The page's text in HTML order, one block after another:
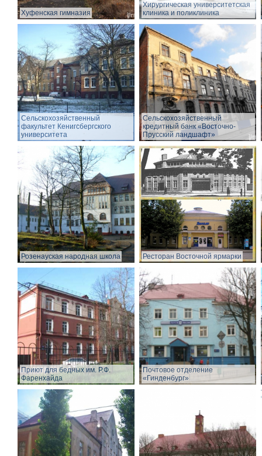
Хуфенская гимназия
Хирургическая университетская
клиника и поликлиника
Сельскохозяйственный
факультет Кенигсбергского
университета
Сельскохозяйственный
кредитный банк «Восточно-
Прусский ландшафт»
Розенауская народная школа Ресторан Восточной ярмарки
Приют для бедных им. Р.Ф.
Фаренхайда
Почтовое отделение
«Гинденбург»